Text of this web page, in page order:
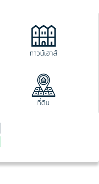
ทาวน์เฮาส์
ที่ดิน